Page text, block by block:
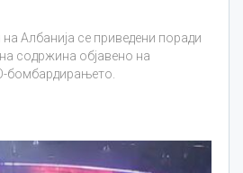
Албанија се приведени поради
содржина објавено на
бомбардирањето.